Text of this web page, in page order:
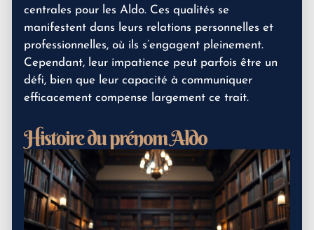
centrales pour les Aldo. Ces qualités se
manifestent dans leurs relations personnelles et
professionnelles, où ils s’engagent pleinement.
Cependant, leur impatience peut parfois être un
défi, bien que leur capacité à communiquer
efficacement compense largement ce trait.
Histoire du prénom Aldo